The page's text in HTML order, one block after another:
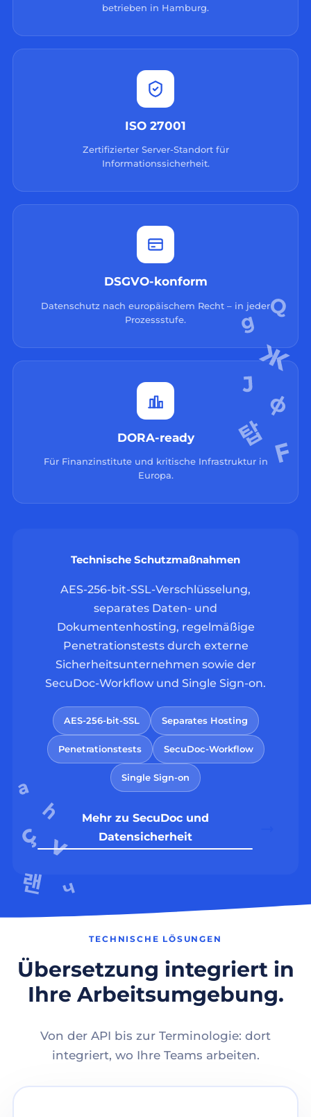
betrieben in Hamburg.
ISO 27001
Zertifizierter Server-Standort für
Informationssicherheit.
DSGVO-konform
Datenschutz nach europäischem Recht – in jeder
Prozessstufe.
DORA-ready
Für Finanzinstitute und kritische Infrastruktur in
Europa.
Technische Schutzmaßnahmen
AES-256-bit-SSL-Verschlüsselung,
separates Daten- und
Dokumentenhosting, regelmäßige
Penetrationstests durch externe
Sicherheitsunternehmen sowie der
SecuDoc-Workflow und Single Sign-on.
AES-256-bit-SSL Separates Hosting
Penetrationstests SecuDoc-Workflow
Single Sign-on
Mehr zu SecuDoc und
Datensicherheit
TECHNISCHE LÖSUNGEN
Übersetzung integriert in
Ihre Arbeitsumgebung.
Von der API bis zur Terminologie: dort
integriert, wo Ihre Teams arbeiten.